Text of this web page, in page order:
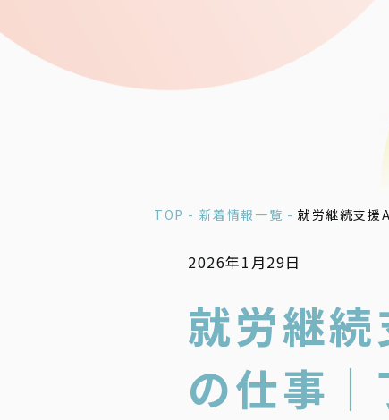
TOP - 新着情報一覧 -就労継続支援
2026年1月29日
就労継
の仕事